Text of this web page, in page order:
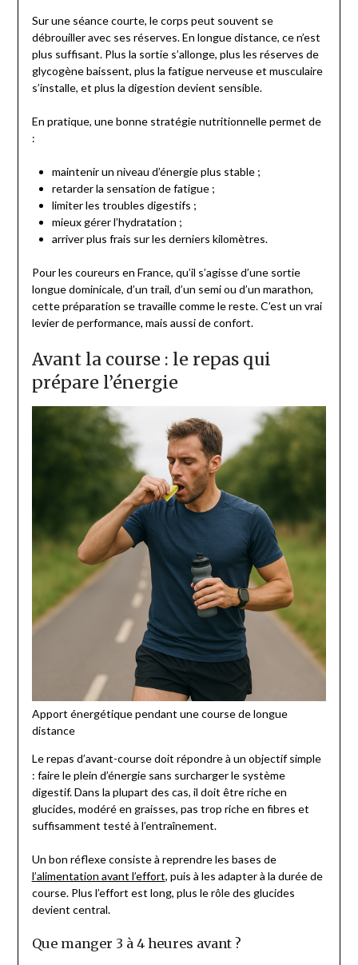
Sur une séance courte, le corps peut souvent se
débrouiller avec ses réserves. En longue distance, ce n’est
plus suffisant. Plus la sortie s’allonge, plus les réserves de
glycogène baissent, plus la fatigue nerveuse et musculaire
s’installe, et plus la digestion devient sensible.
En pratique, une bonne stratégie nutritionnelle permet de
:
maintenir un niveau d’énergie plus stable ;
retarder la sensation de fatigue ;
limiter les troubles digestifs ;
mieux gérer l’hydratation ;
arriver plus frais sur les derniers kilomètres.
Pour les coureurs en France, qu’il s’agisse d’une sortie
longue dominicale, d’un trail, d’un semi ou d’un marathon,
cette préparation se travaille comme le reste. C’est un vrai
levier de performance, mais aussi de confort.
Avant la course : le repas qui
prépare l’énergie
Apport énergétique pendant une course de longue
distance
Le repas d’avant-course doit répondre à un objectif simple
: faire le plein d’énergie sans surcharger le système
digestif. Dans la plupart des cas, il doit être riche en
glucides, modéré en graisses, pas trop riche en fibres et
suffisamment testé à l’entraînement.
Un bon réflexe consiste à reprendre les bases de
l’alimentation avant l’effort, puis à les adapter à la durée de
course. Plus l’effort est long, plus le rôle des glucides
devient central.
Que manger 3 à 4 heures avant ?